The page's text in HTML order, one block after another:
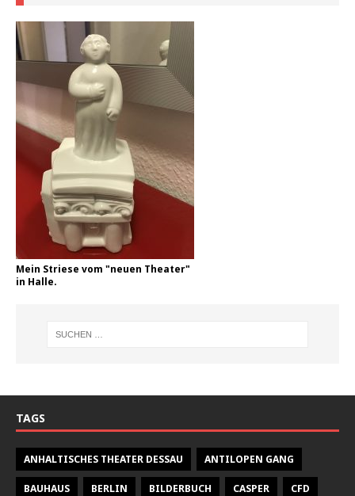
Mein Striese vom "neuen Theater"
in Halle.
TAGS
ANHALTISCHES THEATER DESSAU ANTILOPEN GANG
BAUHAUS BERLIN BILDERBUCH CASPER CFD